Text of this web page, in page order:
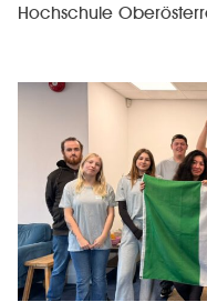
Hochschule